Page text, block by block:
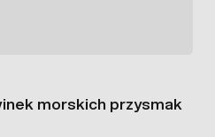
morskich przysmak